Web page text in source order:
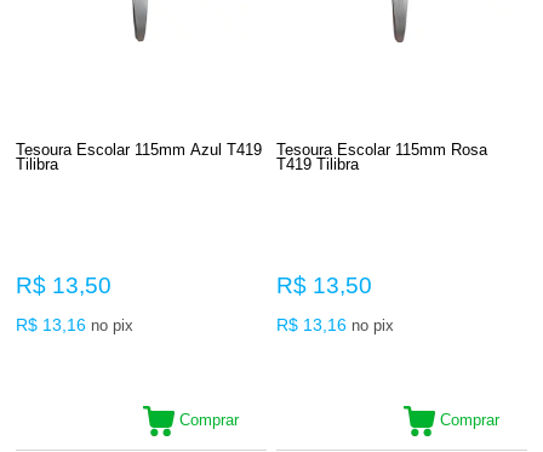
Tesoura Escolar 115mm Azul T419
Tilibra
R$ 13,50
R$ 13,16 no pix
Comprar
Tesoura Escolar 115mm Rosa
T419 Tilibra
R$ 13,50
R$ 13,16 no pix
Comprar